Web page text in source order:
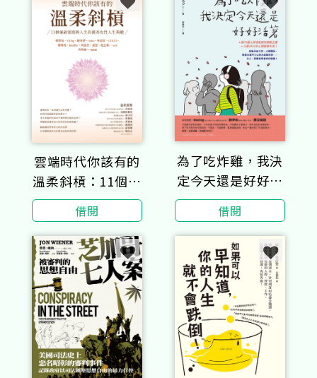
雲端時代你該有的
溫柔斜槓：11個兼
顧家庭與人生的優
秀女性人生典範
借閱
為了吃炸雞，我決
定今天還是好好活
著
借閱